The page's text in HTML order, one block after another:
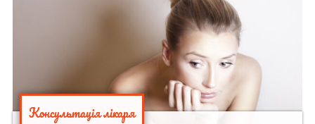
Консультація лікаря